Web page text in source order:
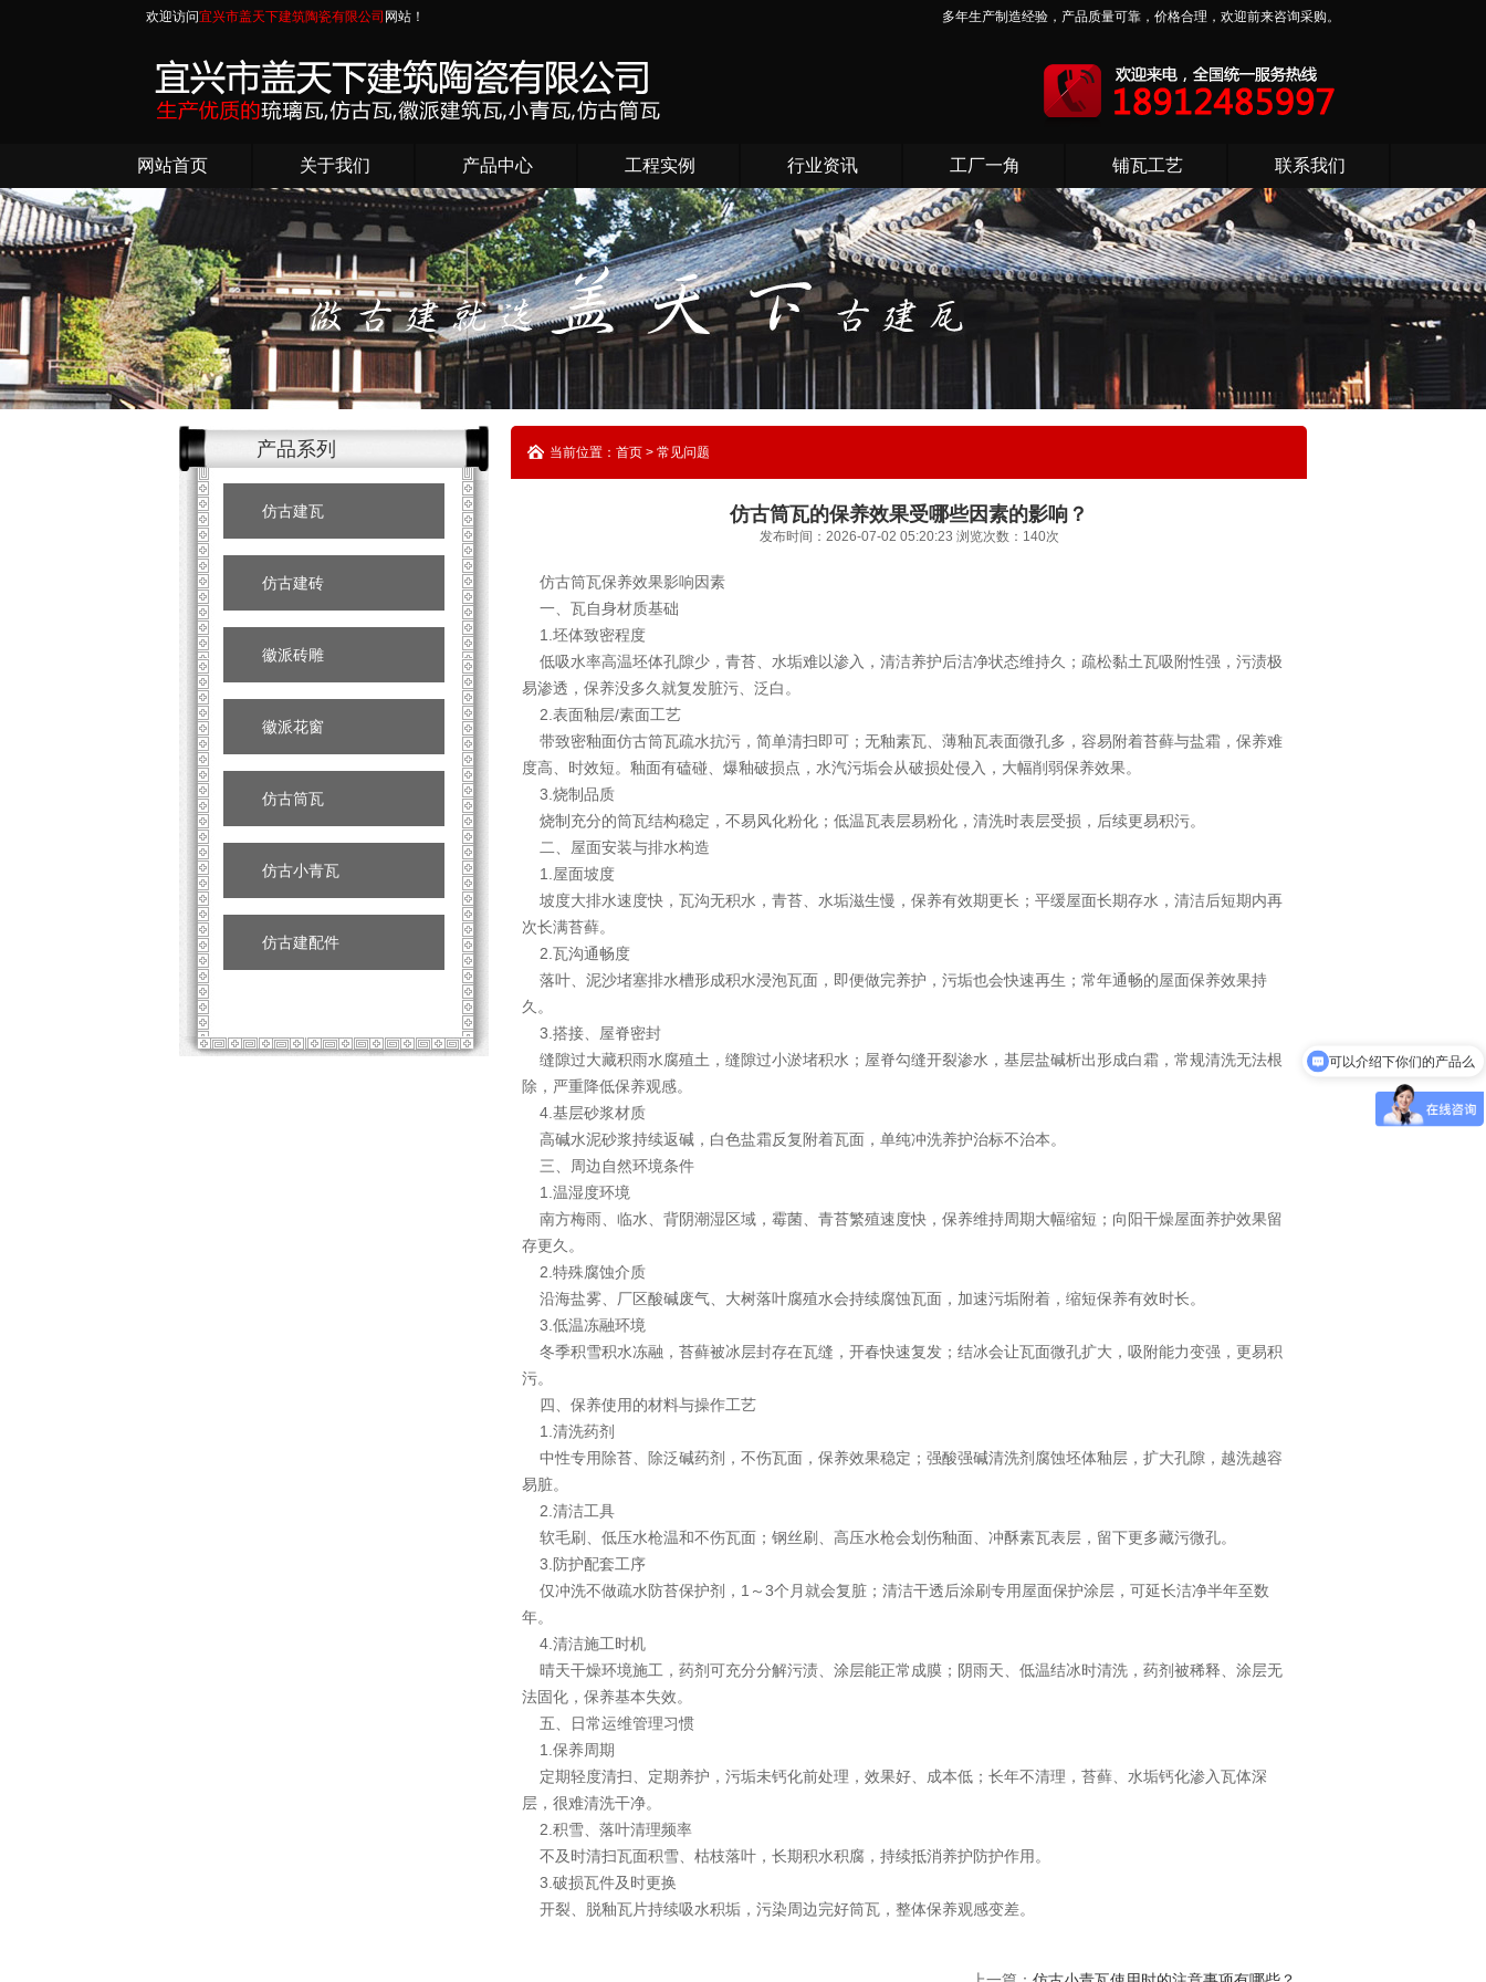
欢迎访问宜兴市盖天下建筑陶瓷有限公司 网站！ 多年生产制造经验，产品质量可靠，价格合理，欢迎前来咨询采购。
网站首页 关于我们 产品中心 工程实例 行业资讯 工厂一角 铺瓦工艺 联系我们
产品系列
仿古建瓦
仿古建砖
徽派砖雕
徽派花窗
仿古筒瓦
仿古小青瓦
仿古建配件
当前位置：首页 > 常见问题
仿古筒瓦的保养效果受哪些因素的影响？
发布时间：2026-07-02 05:20:23 浏览次数：140次
仿古筒瓦保养效果影响因素
一、瓦自身材质基础
1.坯体致密程度
低吸水率高温坯体孔隙少，青苔、水垢难以渗入，清洁养护后洁净状态维持久；疏松黏土瓦吸附性强，污渍极
易渗透，保养没多久就复发脏污、泛白。
2.表面釉层/素面工艺
带致密釉面仿古筒瓦疏水抗污，简单清扫即可；无釉素瓦、薄釉瓦表面微孔多，容易附着苔藓与盐霜，保养难
度高、时效短。釉面有磕碰、爆釉破损点，水汽污垢会从破损处侵入，大幅削弱保养效果。
3.烧制品质
烧制充分的筒瓦结构稳定，不易风化粉化；低温瓦表层易粉化，清洗时表层受损，后续更易积污。
二、屋面安装与排水构造
1.屋面坡度
坡度大排水速度快，瓦沟无积水，青苔、水垢滋生慢，保养有效期更长；平缓屋面长期存水，清洁后短期内再
次长满苔藓。
2.瓦沟通畅度
落叶、泥沙堵塞排水槽形成积水浸泡瓦面，即便做完养护，污垢也会快速再生；常年通畅的屋面保养效果持
久。
3.搭接、屋脊密封
缝隙过大藏积雨水腐殖土，缝隙过小淤堵积水；屋脊勾缝开裂渗水，基层盐碱析出形成白霜，常规清洗无法根
除，严重降低保养观感。
4.基层砂浆材质
高碱水泥砂浆持续返碱，白色盐霜反复附着瓦面，单纯冲洗养护治标不治本。
三、周边自然环境条件
1.温湿度环境
南方梅雨、临水、背阴潮湿区域，霉菌、青苔繁殖速度快，保养维持周期大幅缩短；向阳干燥屋面养护效果留
存更久。
2.特殊腐蚀介质
沿海盐雾、厂区酸碱废气、大树落叶腐殖水会持续腐蚀瓦面，加速污垢附着，缩短保养有效时长。
3.低温冻融环境
冬季积雪积水冻融，苔藓被冰层封存在瓦缝，开春快速复发；结冰会让瓦面微孔扩大，吸附能力变强，更易积
污。
四、保养使用的材料与操作工艺
1.清洗药剂
中性专用除苔、除泛碱药剂，不伤瓦面，保养效果稳定；强酸强碱清洗剂腐蚀坯体釉层，扩大孔隙，越洗越容
易脏。
2.清洁工具
软毛刷、低压水枪温和不伤瓦面；钢丝刷、高压水枪会划伤釉面、冲酥素瓦表层，留下更多藏污微孔。
3.防护配套工序
仅冲洗不做疏水防苔保护剂，1～3个月就会复脏；清洁干透后涂刷专用屋面保护涂层，可延长洁净半年至数
年。
4.清洁施工时机
晴天干燥环境施工，药剂可充分分解污渍、涂层能正常成膜；阴雨天、低温结冰时清洗，药剂被稀释、涂层无
法固化，保养基本失效。
五、日常运维管理习惯
1.保养周期
定期轻度清扫、定期养护，污垢未钙化前处理，效果好、成本低；长年不清理，苔藓、水垢钙化渗入瓦体深
层，很难清洗干净。
2.积雪、落叶清理频率
不及时清扫瓦面积雪、枯枝落叶，长期积水积腐，持续抵消养护防护作用。
3.破损瓦件及时更换
开裂、脱釉瓦片持续吸水积垢，污染周边完好筒瓦，整体保养观感变差。
可以介绍下你们的产品么